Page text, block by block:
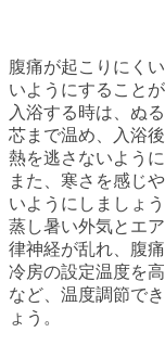
腹痛が起こりにく
いようにすることが
入浴する時は、ぬ
芯まで温め、入浴
熱を逃さないよう
また、寒さを感じ
いようにしましょう
蒸し暑い外気とエ
律神経が乱れ、腹
冷房の設定温度を
など、温度調節で
ょう。